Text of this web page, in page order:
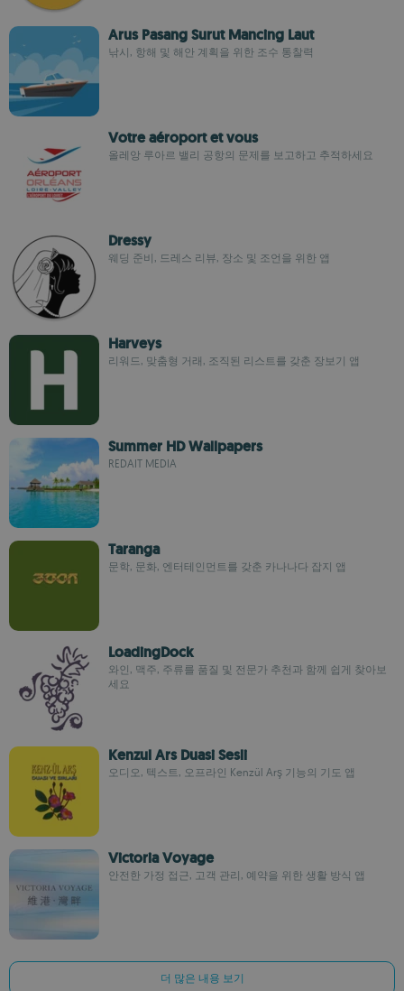
Arus Pasang Surut Mancing Laut
낚시, 항해 및 해안 계획을 위한 조수 통찰력
Votre aéroport et vous
올레앙 루아르 밸리 공항의 문제를 보고하고 추적하세요
Dressy
웨딩 준비, 드레스 리뷰, 장소 및 조언을 위한 앱
Harveys
리워드, 맞춤형 거래, 조직된 리스트를 갖춘 장보기 앱
Summer HD Wallpapers
REDAIT MEDIA
Taranga
문학, 문화, 엔터테인먼트를 갖춘 카나나다 잡지 앱
LoadingDock
와인, 맥주, 주류를 품질 및 전문가 추천과 함께 쉽게 찾아보
세요
Kenzul Ars Duasi Sesli
오디오, 텍스트, 오프라인 Kenzül Arş 기능의 기도 앱
Victoria Voyage
안전한 가정 접근, 고객 관리, 예약을 위한 생활 방식 앱
더 많은 내용 보기